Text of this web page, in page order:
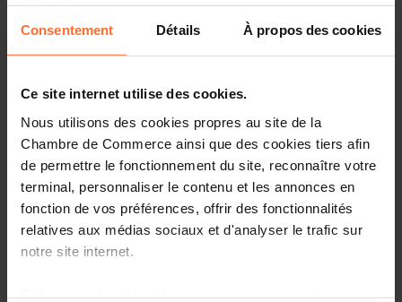
Consentement Détails À propos des cookies
Ce site internet utilise des cookies.
Nous utilisons des cookies propres au site de la
Chambre de Commerce ainsi que des cookies tiers afin
de permettre le fonctionnement du site, reconnaître votre
terminal, personnaliser le contenu et les annonces en
fonction de vos préférences, offrir des fonctionnalités
relatives aux médias sociaux et d'analyser le trafic sur
notre site internet.